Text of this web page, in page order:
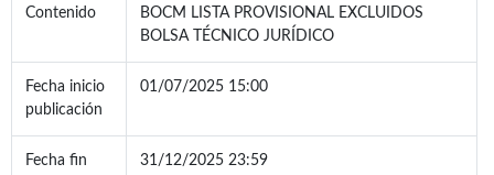
Contenido
BOCM LISTA PROVISIONAL EXCLUIDOS
BOLSA TÉCNICO JURÍDICO
Fecha inicio
publicación
01/07/2025 15:00
Fecha fin
31/12/2025 23:59